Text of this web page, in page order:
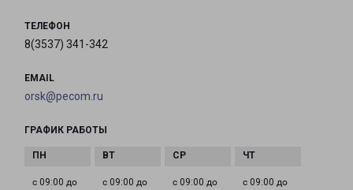
ТЕЛЕФОН
8(3537) 341-342
EMAIL
orsk@pecom.ru
ГРАФИК РАБОТЫ
с 09:00 до с 09:00 до с 09:00 до с 09:00 до